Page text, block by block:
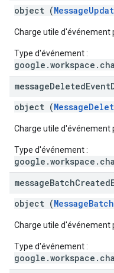
object (
Charge utile d'événement
Type d'événement :
messageDeletedEvent
object (
Charge utile d'événement
Type d'événement :
messageBatchCreated
object (
Charge utile d'événement
Type d'événement :